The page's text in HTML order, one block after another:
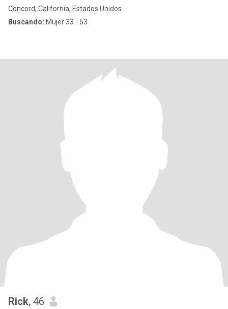
Concord, California, Estados Unidos
Buscando: Mujer 33 - 53
Rick, 46